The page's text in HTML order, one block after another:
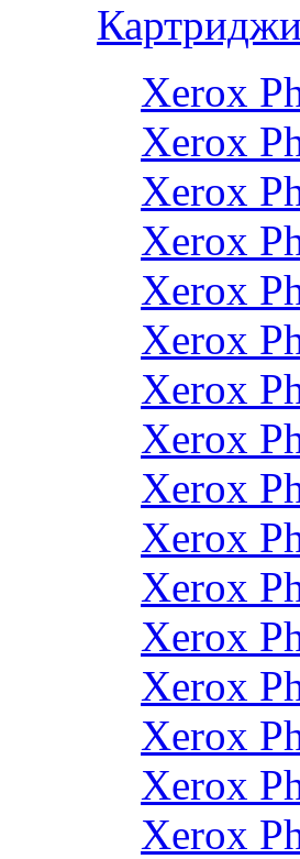
Xerox
Xerox
Xerox
Xerox
Xerox
Xerox
Xerox
Xerox
Xerox
Xerox
Xerox
Xerox
Xerox
Xerox
Xerox
Xerox